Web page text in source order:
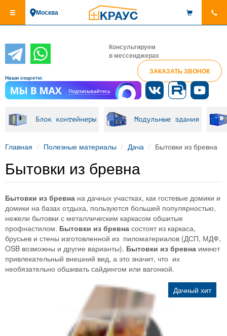
основному
Москва
Консультируем
в мессенджерах
ЗАКАЗАТЬ ЗВОНОК
Наши соцсети:
Блок контейнеры Модульные здания
Главная Полезные материалы Дача Бытовки из бревна
Бытовки из бревна
Бытовки из бревна на дачных участках, как гостевые домики и
домики на базах отдыха, пользуются большей популярностью,
нежели бытовки с металлическим каркасом обшитые
профнастилом. Бытовки из бревна состоят из каркаса,
брусьев и стены изготовленной из пиломатериалов (ДСП, МДФ,
OSB возможны и другие варианты). Бытовки из бревна имеют
привлекательный внешний вид, а это значит, что их
необязательно обшивать сайдингом или вагонкой.
Дачный хит